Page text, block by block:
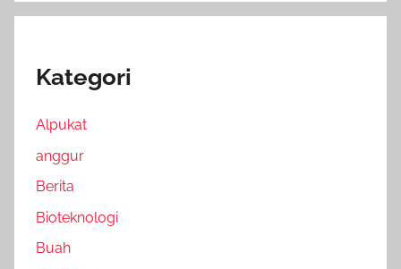
Kategori
Alpukat
anggur
Berita
Bioteknologi
Buah